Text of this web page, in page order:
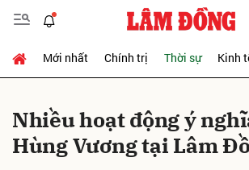
Mới nhất Chính trị Thời sự Kinh
Nhiều hoạt động ý
Hùng Vương tại Lâm
Gửi bình luận